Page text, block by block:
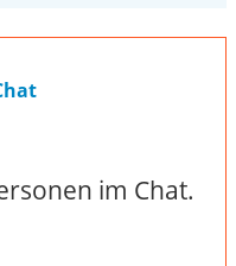
im Chat.